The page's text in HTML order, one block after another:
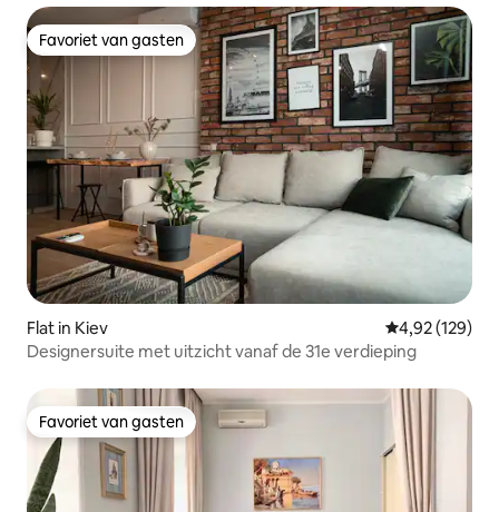
Favoriet van gasten
Favoriet van gasten
Flat in Kiev Gemiddelde
4,92 (129)
Designersuite met uitzicht vanaf de 31e verdieping
Favoriet van gasten
Favoriet van gasten